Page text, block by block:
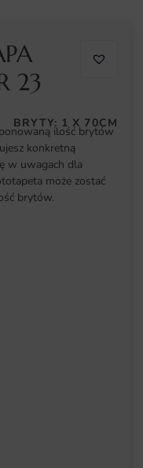
23
BRYTY: 1 X 70CM
ilość brytów
konkretną
w uwagach dla
może zostać
brytów.